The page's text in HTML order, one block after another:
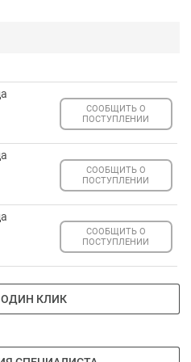
СООБЩИТЬ О
ПОСТУПЛЕНИИ
СООБЩИТЬ О
ПОСТУПЛЕНИИ
СООБЩИТЬ О
ПОСТУПЛЕНИИ
ОДИН КЛИК